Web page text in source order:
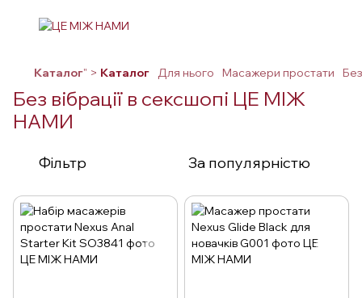
Каталог" > Каталог Для нього Масажери простати Без
Без вібрації в сексшопі ЦЕ МІЖ
НАМИ
Фільтр За популярністю